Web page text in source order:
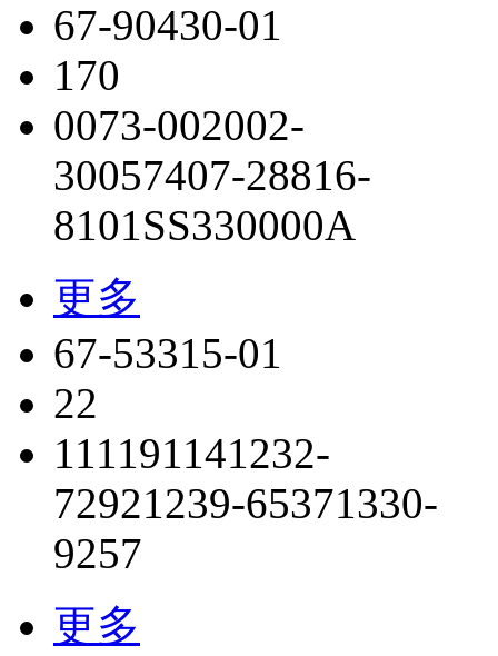
67-90430-01
170
0073-002002-
30057407-28816-
8101SS330000A
更多
67-53315-01
22
111191141232-
72921239-65371330-
9257
更多